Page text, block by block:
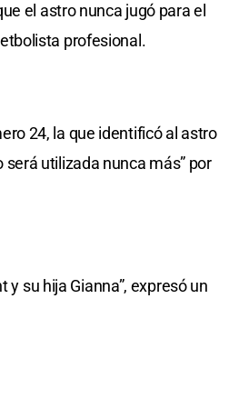
el astro nunca jugó para el
profesional.
24, la que identificó al astro
utilizada nunca más” por
su hija Gianna”, expresó un